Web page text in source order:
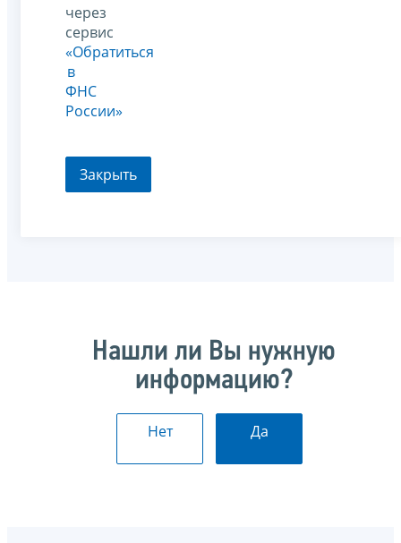
через
сервис
«Обратиться
в
ФНС
России»
Закрыть
Нашли ли Вы нужную
информацию?
Нет Да